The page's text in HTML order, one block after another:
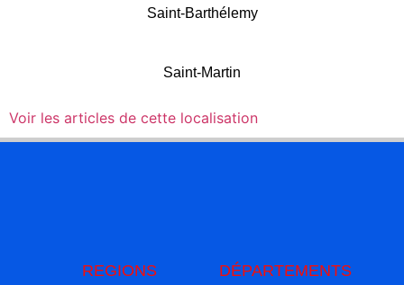
Saint-Barthélemy
Saint-Martin
Voir les articles de cette localisation
REGIONS
DÉPARTEMENTS